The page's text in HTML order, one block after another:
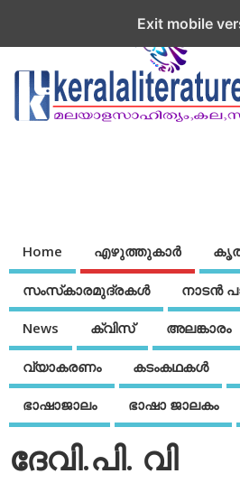
Home എഴുത്തുകാര്‍
സംസ്‌കാരമുദ്രകള്‍ നാടന്‍
News ക്വിസ് അലങ്കാരം
വ്യാകരണം കടംകഥകള്‍
ഭാഷാജാലം ഭാഷാ ജാലകം
ദേവി.പി. വി
Exit mobile